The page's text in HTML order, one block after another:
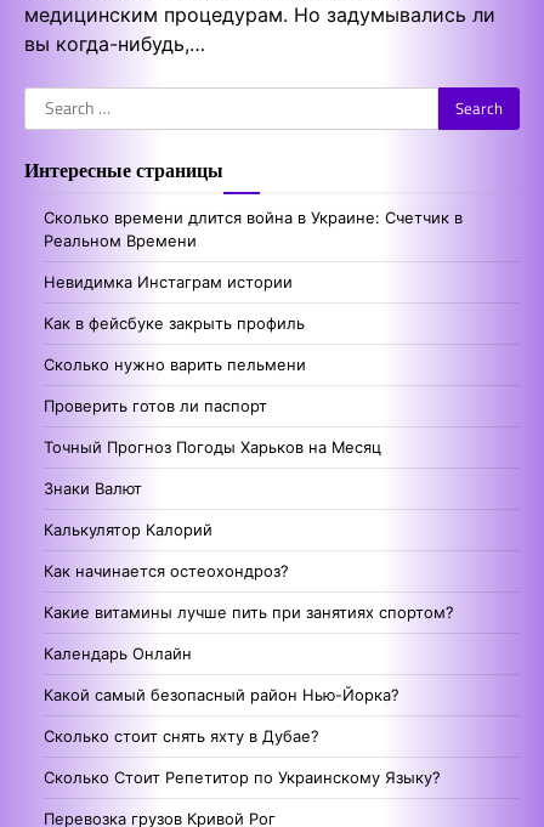
медицинским процедурам. Но задумывались ли
вы когда-нибудь,…
Search
for:
Интересные страницы
Сколько времени длится война в Украине: Счетчик в
Реальном Времени
Невидимка Инстаграм истории
Как в фейсбуке закрыть профиль
Сколько нужно варить пельмени
Проверить готов ли паспорт
Точный Прогноз Погоды Харьков на Месяц
Знаки Валют
Калькулятор Калорий
Как начинается остеохондроз?
Какие витамины лучше пить при занятиях спортом?
Календарь Онлайн
Какой самый безопасный район Нью-Йорка?
Сколько стоит снять яхту в Дубае?
Сколько Стоит Репетитор по Украинскому Языку?
Перевозка грузов Кривой Рог